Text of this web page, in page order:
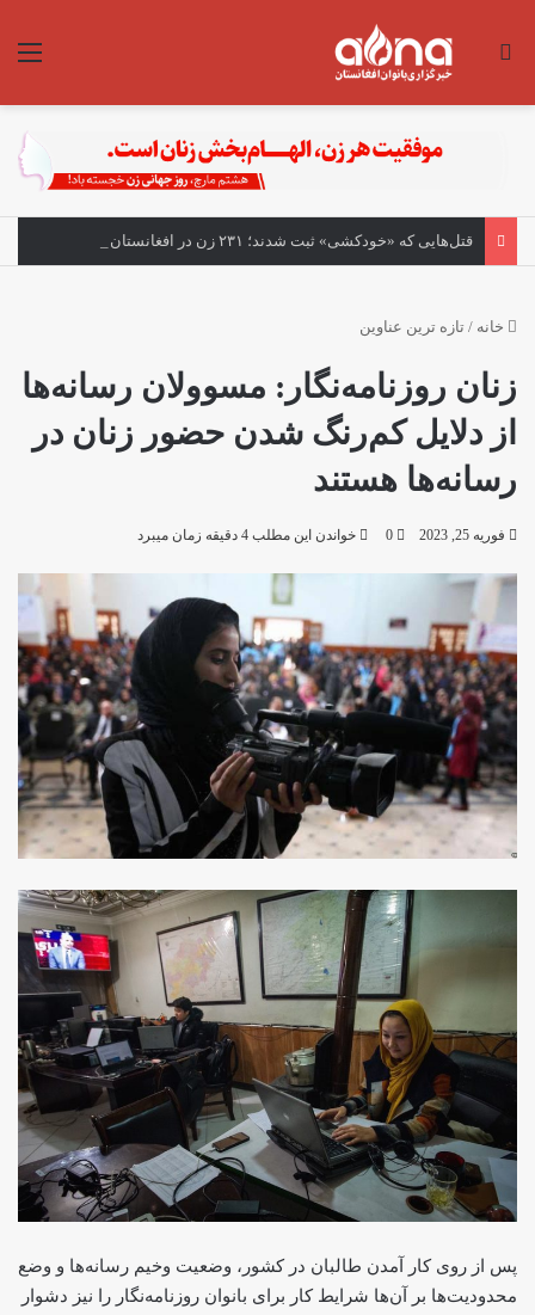
جستجو برای
خانه / تازه ترین عناوین
زنان روزنامه‌نگار: مسوولان رسانه‌ها
از دلایل کم‌رنگ شدن حضور زنان در
رسانه‌ها هستند
فوریه 25, 2023 0 خواندن این مطلب 4 دقیقه زمان میبرد
پس از روی کار آمدن طالبان در کشور، وضعیت وخیم رسانه‌ها و وضع
محدودیت‌ها بر آن‌ها شرایط کار برای بانوان روزنامه‌نگار را نیز دشوار